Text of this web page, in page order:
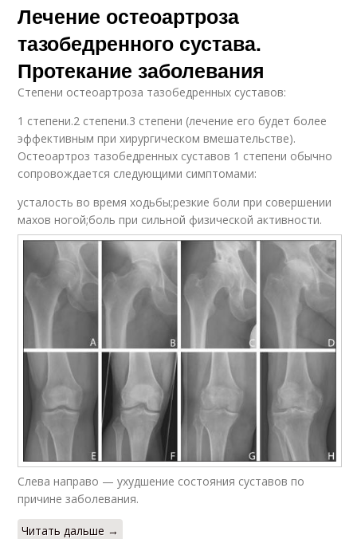
Лечение остеоартроза
тазобедренного сустава.
Протекание заболевания
Степени остеоартроза тазобедренных суставов:
1 степени.2 степени.3 степени (лечение его будет более
эффективным при хирургическом вмешательстве).
Остеоартроз тазобедренных суставов 1 степени обычно
сопровождается следующими симптомами:
усталость во время ходьбы;резкие боли при совершении
махов ногой;боль при сильной физической активности.
Слева направо — ухудшение состояния суставов по
причине заболевания.
Читать дальше →